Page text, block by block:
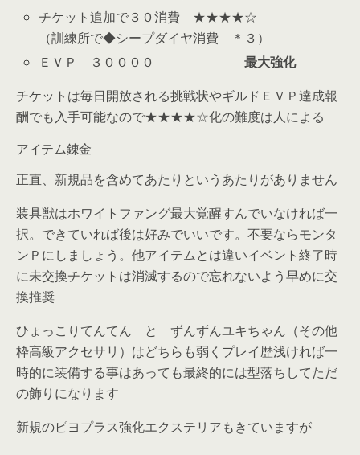
チケット追加で３０消費 ★★★★☆
（訓練所で◆シープダイヤ消費 ＊３）
ＥＶＰ ３００００最大強化
チケットは毎日開放される挑戦状やギルドＥＶＰ達成報
酬でも入手可能なので★★★★☆化の難度は人による
アイテム錬金
正直、新規品を含めてあたりというあたりがありません
装具獣はホワイトファング最大覚醒すんでいなければ一
択。できていれば後は好みでいいです。不要ならモンタ
ンＰにしましょう。他アイテムとは違いイベント終了時
に未交換チケットは消滅するので忘れないよう早めに交
換推奨
ひょっこりてんてん と ずんずんユキちゃん（その他
枠高級アクセサリ）はどちらも弱くプレイ歴浅ければ一
時的に装備する事はあっても最終的には型落ちしてただ
の飾りになります
新規のピヨプラス強化エクステリアもきていますが